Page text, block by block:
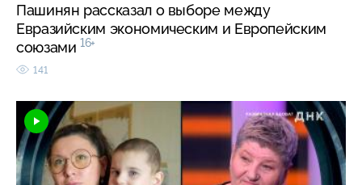
Пашинян рассказал о выборе между
Евразийским экономическим и Европейским
союзами 16+
141